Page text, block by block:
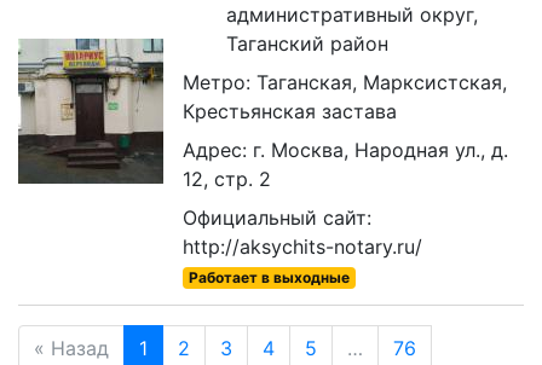
административный округ,
Таганский район
Метро: Таганская, Марксистская,
Крестьянская застава
Адрес: г. Москва, Народная ул., д.
12, стр. 2
Официальный сайт:
http://aksychits-notary.ru/
Работает в выходные
« Назад 1 2 3 4 5 …
76